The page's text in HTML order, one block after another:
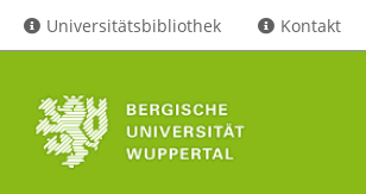
Universitätsbibliothek Kontakt